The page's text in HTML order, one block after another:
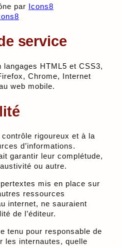
par
Icons8
service
HTML5 et CSS3,
Chrome, Internet
web mobile.
contrôle rigoureux et à la
d’informations.
garantir leur complétude,
ou autre.
mis en place sur
ressources
internet, ne sauraient
de l’éditeur.
tenu pour responsable de
les internautes, quelle